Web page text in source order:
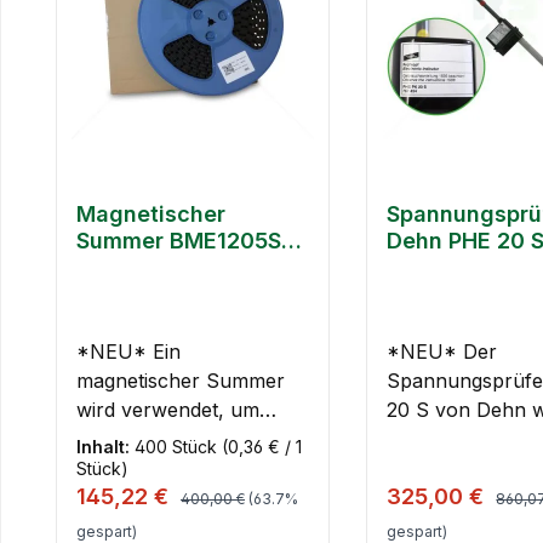
Magnetischer
Summer BME1205S-
*NEU* Ein
magnetischer Summer
wird verwendet, um
einen Ton zu erzeugen.
Diese werden meistens in
verschiedenen Schaltern
oder Signalgebern
Inhalt: 400 Stück (0,36 € / 1
Stück)
Verkaufspreis:
145,22 € Regulärer Preis:
400,00 € (63.7%
gespart)
Dehn PHE 20
*NEU* Der
20 S von Dehn
der Arbeitsstelle
elektrischen
Verkaufspreis:
325,00 €
gespart)